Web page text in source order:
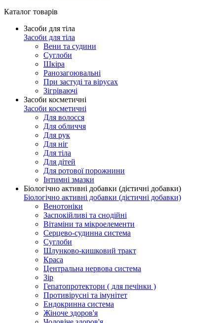
Каталог товарів
Засоби для тіла
Засоби для тіла
Вени та судини
Суглоби
Шкіра
Ранозагоювальні
При застуді та вірусах
Зігріваючі
Засоби косметичні
Засоби косметичні
Для волосся
Для обличчя
Для рук
Для ніг
Для тіла
Для дітей
Для ротової порожнини
Інтимні змазки
Біологічно активні добавки (дієтичні добавки)
Біологічно активні добавки (дієтичні добавки)
Венотоніки
Заспокійливі та снодійні
Вітаміни та мікроелементи
Серцево-судинна система
Суглоби
Шлунково-кишковий тракт
Краса
Центральна нервова система
Зір
Гепатопротектори ( для печінки )
Противірусні та імунітет
Ендокринна система
Жіноче здоров'я